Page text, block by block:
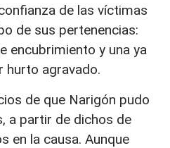
de las víctimas
de sus pertenencias:
encubrimiento y una ya
hurto agravado.
de que Narigón pudo
a partir de dichos de
en la causa. Aunque